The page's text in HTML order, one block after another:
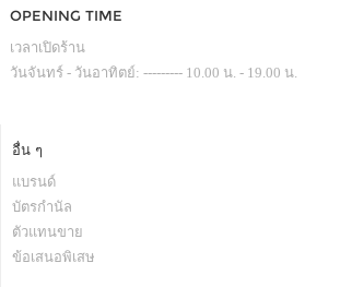
OPENING TIME
เวลาเปิดร้าน
วันจันทร์ - วันอาทิตย์: --------- 10.00 น. - 19.00 น.
อื่น ๆ
แบรนด์
บัตรกำนัล
ตัวแทนขาย
ข้อเสนอพิเสษ